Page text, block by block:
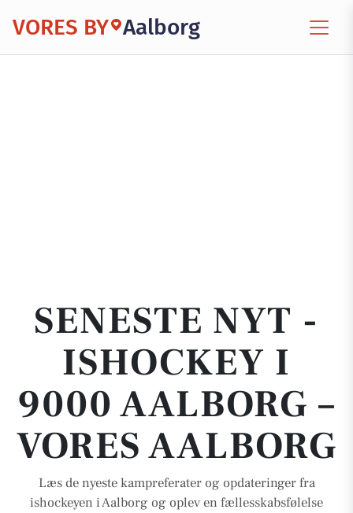
VORES BY Aalborg
SENESTE NYT -
ISHOCKEY I
9000 AALBORG –
VORES AALBORG
Læs de nyeste kampreferater og opdateringer fra
ishockeyen i Aalborg og oplev en fællesskabsfølelse